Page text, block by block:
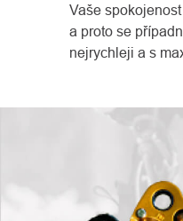
Vaše
a proto se
nejrychleji a s